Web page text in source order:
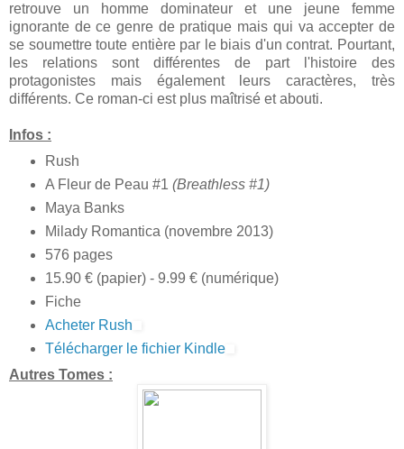
retrouve un homme dominateur et une jeune femme
ignorante de ce genre de pratique mais qui va accepter de
se soumettre toute entière par le biais d'un contrat. Pourtant,
les relations sont différentes de part l'histoire des
protagonistes mais également leurs caractères, très
différents. Ce roman-ci est plus maîtrisé et abouti.
Infos :
Rush
A Fleur de Peau #1 (Breathless #1)
Maya Banks
Milady Romantica (novembre 2013)
576 pages
15.90 € (papier) - 9.99 € (numérique)
Fiche
Acheter Rush
Télécharger le fichier Kindle
Autres Tomes :